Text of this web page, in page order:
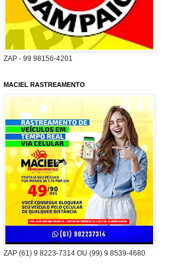
ZAP - 99 98156-4201
MACIEL RASTREAMENTO
ZAP (61) 9 8223-7314 OU (99) 9 8539-4680